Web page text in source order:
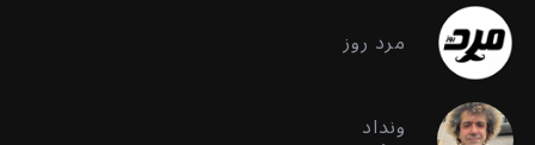
مرد روز
ونداد